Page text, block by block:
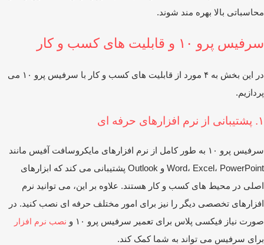
بالا بهره ‌مند شوند.
پرو ۱۰ و قابلیت‌ های کسب ‌و کار
در این بخش به ۴ مورد از قابلیت های کسب و کار با سرفیس پرو ۱۰ می
سرفیس پرو ۱۰ به ‌طور کامل از نرم ‌افزارهای مایکروسافت آفیس مانند
Word، Excel، PowerPoint و Outlook پشتیبانی می‌ کند که ابزارهای
در محیط‌ های کسب‌ و کار هستند. علاوه بر این، می‌ توانید نرم‌
تخصصی دیگر را نیز برای امور مختلف حرفه ‌ای نصب کنید. در
نیاز فیکسی پلاس برای تعمیر سرفیس پرو ۱۰ و
نصب نرم افزار
سرفیس می تواند به شما کمک کند.